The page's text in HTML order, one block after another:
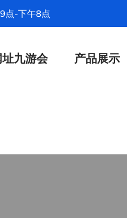
点-下午8点
址九游会 产品展示